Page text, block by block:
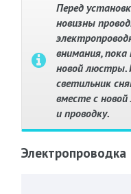
Перед
новизны
внимания,
новой люстры.
светильник
вместе с
и проводку.
Электропроводка